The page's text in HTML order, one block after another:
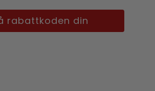
rabattkoden din